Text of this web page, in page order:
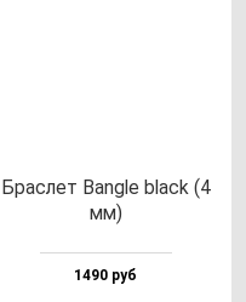
Брас­лет Ban­gle black (4
мм)
1490 руб